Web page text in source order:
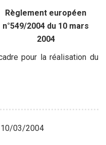
Règlement européen
n°549/2004 du 10 mars
2004
pour la réalisation du
10/03/2004